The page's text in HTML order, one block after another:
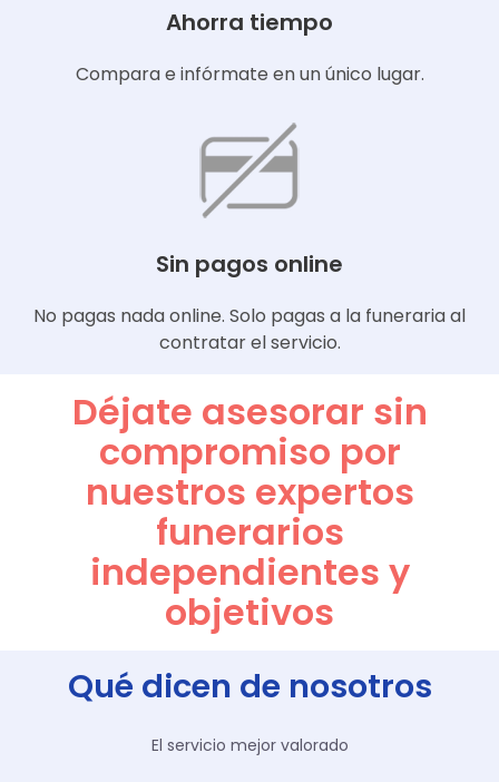
Ahorra tiempo
Compara e infórmate en un único lugar.
Sin pagos online
No pagas nada online. Solo pagas a la funeraria al
contratar el servicio.
Déjate asesorar sin
compromiso por
nuestros expertos
funerarios
independientes y
objetivos
Qué dicen de nosotros
El servicio mejor valorado